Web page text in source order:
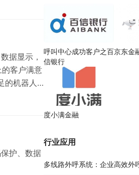
据显示，
客户满意
的机器人
优化等维
护、数据
呼叫中心成功客户之百
信银行
京东金
度小满金融
行业应用
多线路外呼系统：企业高效外